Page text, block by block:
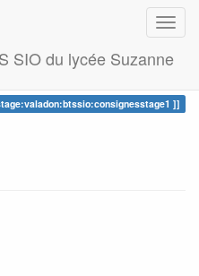
SIO du lycée Suzanne